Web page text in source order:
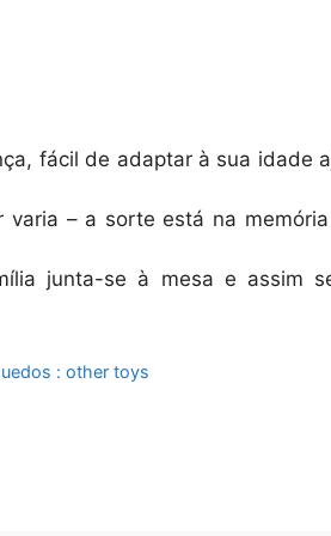
fácil de adaptar à sua idade
– a sorte está na
junta-se à mesa e assim
: other toys